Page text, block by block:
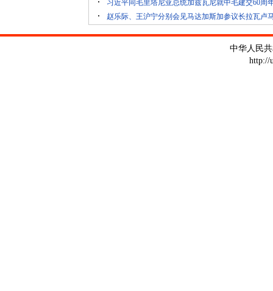
习近平同毛里塔尼亚总统加兹瓦尼就中毛建交60周
赵乐际、王沪宁分别会见马达加斯加参议长拉瓦卢
中华人民
http://